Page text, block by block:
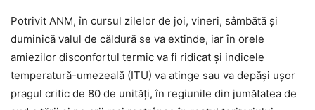
Potrivit ANM, în cursul zilelor de joi, vineri, sâmbătă și
duminică valul de căldură se va extinde, iar în orele
amiezilor disconfortul termic va fi ridicat și indicele
temperatură-umezeală (ITU) va atinge sau va depăși ușor
pragul critic de 80 de unităţi, în regiunile din jumătatea de